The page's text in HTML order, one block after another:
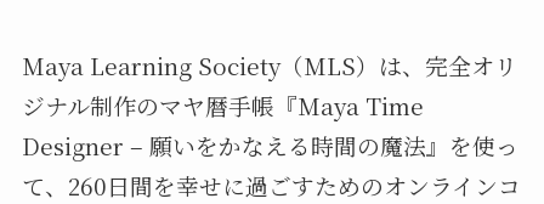
Maya Learning Society（MLS）は、完全オリ
ジナル制作のマヤ暦手帳『Maya Time
Designer – 願いをかなえる時間の魔法』を使っ
て、260日間を幸せに過ごすためのオンラインコ